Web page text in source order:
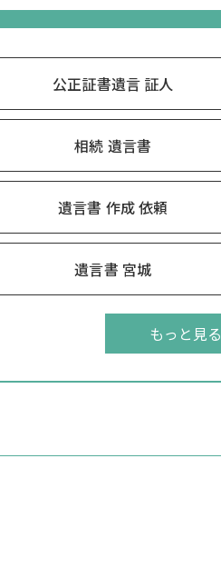
公正証書遺言 証人
相続 遺言書
遺言書 作成 依頼
遺言書 宮城
もっと見る